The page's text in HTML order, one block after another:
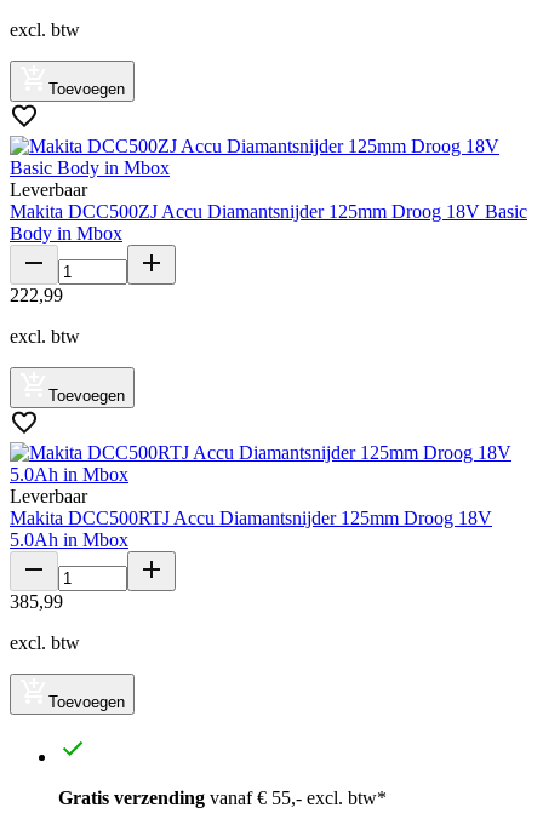
excl. btw
Toevoegen
Leverbaar
Makita DCC500ZJ Accu Diamantsnijder 125mm Droog 18V Basic
Body in Mbox
222,99
excl. btw
Toevoegen
Leverbaar
Makita DCC500RTJ Accu Diamantsnijder 125mm Droog 18V
5.0Ah in Mbox
385,99
excl. btw
Toevoegen
Gratis verzending vanaf € 55,- excl. btw*